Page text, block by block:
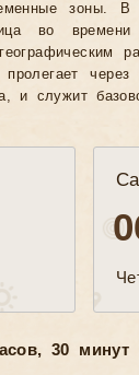
зоны. В
во
через
и служит
30